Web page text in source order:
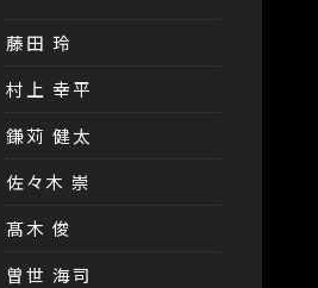
藤田 玲
村上 幸平
鎌苅 健太
佐々木 崇
髙木 俊
曽世 海司